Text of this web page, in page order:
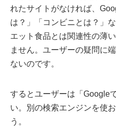
れたサイトがなければ、
は？」「コンビニとは？」
エット食品とは関連性の薄
ません。ユーザーの疑問に
ないのです。
するとユーザーは「Google
い。別の検索エンジンを使
う。